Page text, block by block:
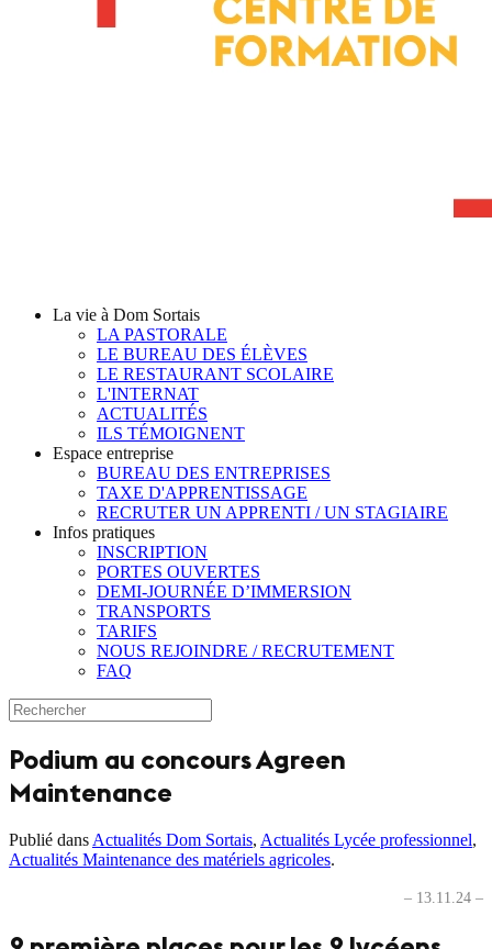
La vie à Dom Sortais
LA PASTORALE
LE BUREAU DES ÉLÈVES
LE RESTAURANT SCOLAIRE
L'INTERNAT
ACTUALITÉS
ILS TÉMOIGNENT
Espace entreprise
BUREAU DES ENTREPRISES
TAXE D'APPRENTISSAGE
RECRUTER UN APPRENTI / UN STAGIAIRE
Infos pratiques
INSCRIPTION
PORTES OUVERTES
DEMI-JOURNÉE D’IMMERSION
TRANSPORTS
TARIFS
NOUS REJOINDRE / RECRUTEMENT
FAQ
Podium au concours Agreen
Maintenance
Publié dans Actualités Dom Sortais, Actualités Lycée professionnel,
Actualités Maintenance des matériels agricoles.
– 13.11.24 –